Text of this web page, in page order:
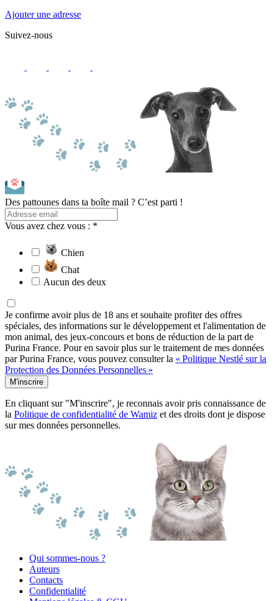
Ajouter une adresse
Suivez-nous
Des pattounes dans ta boîte mail ? C’est parti !
Vous avez chez vous : *
Chien
Chat
Aucun des deux
Je confirme avoir plus de 18 ans et souhaite profiter des offres
spéciales, des informations sur le développement et l'alimentation de
mon animal, des jeux-concours et bons de réduction de la part de
Purina France. Pour en savoir plus sur le traitement de mes données
par Purina France, vous pouvez consulter la « Politique Nestlé sur la
Protection des Données Personnelles »
M'inscrire
En cliquant sur "M'inscrire", je reconnais avoir pris connaissance de
la Politique de confidentialité de Wamiz et des droits dont je dispose
sur mes données personnelles.
Qui sommes-nous ?
Auteurs
Contacts
Confidentialité